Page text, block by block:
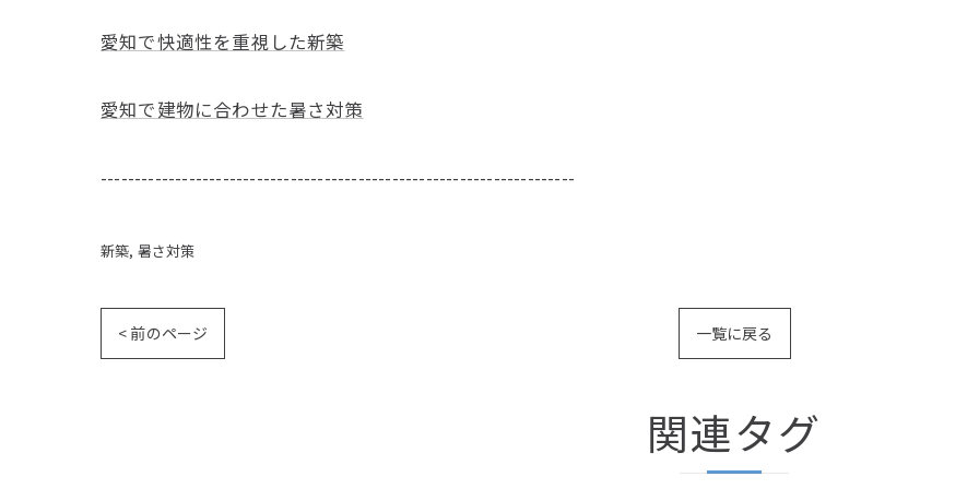
愛知で快適性を重視した新築
愛知で建物に合わせた暑さ対策
----------------------------------------------------------------------
新築 暑さ対策
< 前のページ 一覧に戻る
関連タグ